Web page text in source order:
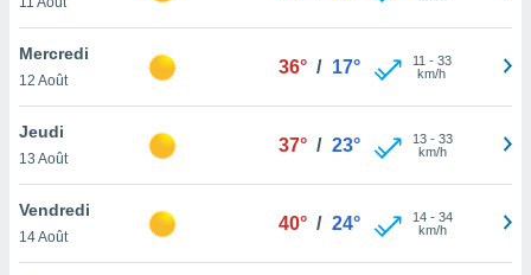
votre
à
Mercredi
12 Août
36° / 17° 11 - 33
km/h
Jeudi
13 Août
37° / 23° 13- 33
km/h
Vendredi
14 Août
40° / 24° 14- 34
km/h